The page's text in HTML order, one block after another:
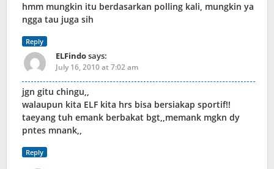
hmm mungkin itu berdasarkan polling kali, mungkin ya
ngga tau juga sih
Reply
ELFindosays:
July 16, 2010 at 7:02 am
jgn gitu chingu,,
walaupun kita ELF kita hrs bisa bersiakap sportif!!
taeyang tuh emank berbakat bgt,,memank mgkn dy
pntes mnank,,
Reply